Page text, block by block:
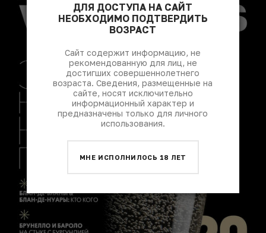
ДЛЯ ДОСТУПА НА САЙТ
НЕОБХОДИМО ПОДТВЕРДИТЬ
ВОЗРАСТ
Сайт содержит информацию, не
рекомендованную для лиц, не
достигших совершеннолетнего
возраста. Сведения, размещенные на
сайте, носят исключительно
информационный характер и
предназначены только для личного
использования.
МНЕ ИСПОЛНИЛОСЬ 18 ЛЕТ